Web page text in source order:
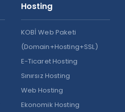
Hosting
KOBİ Web Paketi
(Domain+Hosting+SSL)
E-Ticaret Hosting
Sınırsız Hosting
Web Hosting
Ekonomik Hosting